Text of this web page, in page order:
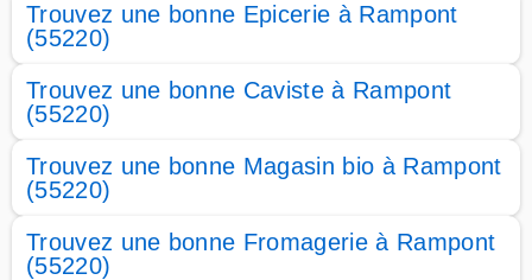
Trouvez une bonne Epicerie à Rampont
(55220)
Trouvez une bonne Caviste à Rampont
(55220)
Trouvez une bonne Magasin bio à Rampont
(55220)
Trouvez une bonne Fromagerie à Rampont
(55220)